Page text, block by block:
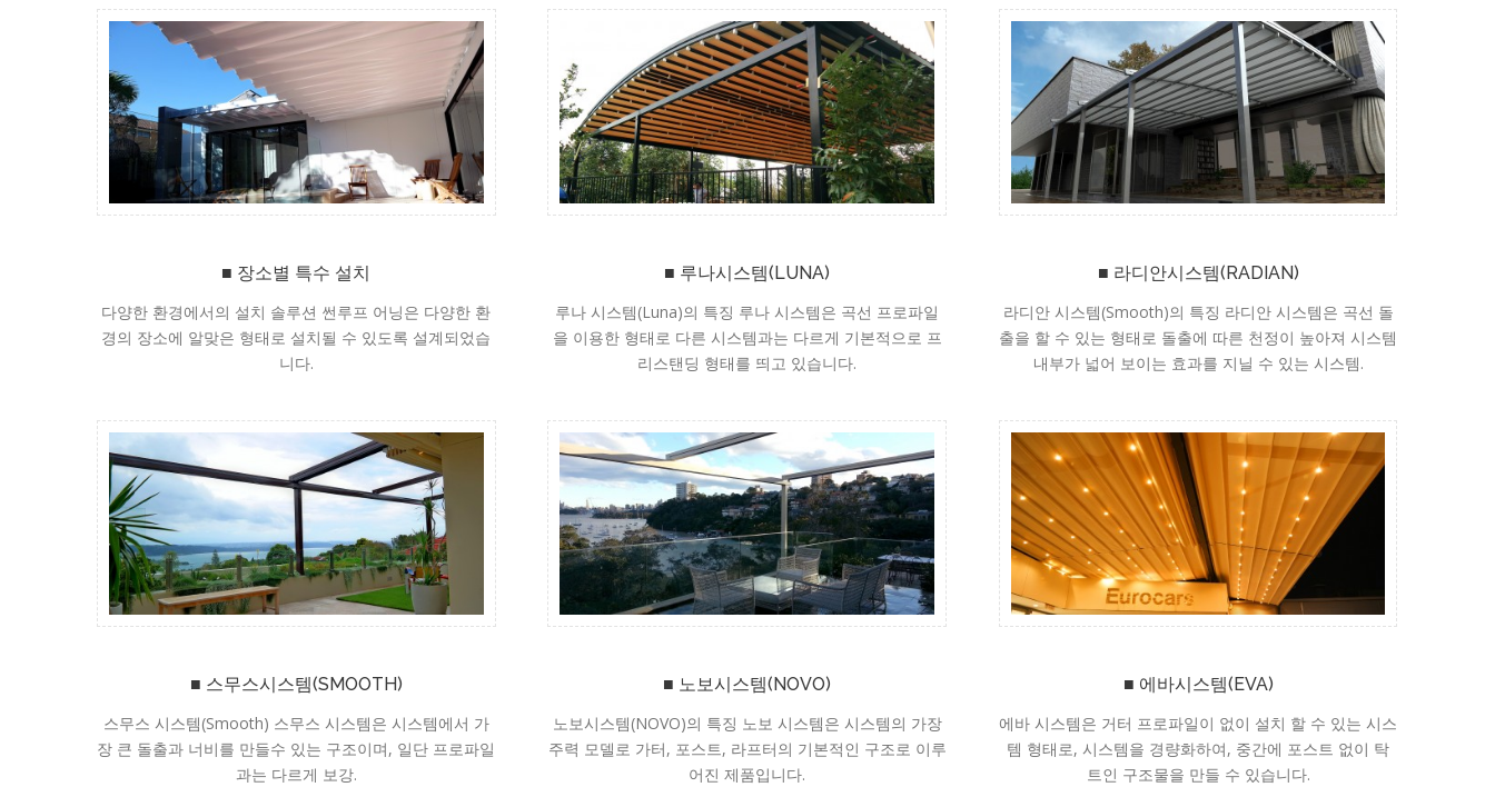
■ 장소별 특수 설치
다양한 환경에서의 설치 솔루션 썬루프 어닝은 다양한 환
경의 장소에 알맞은 형태로 설치될 수 있도록 설계되었습
니다.
■ 루나시스템(LUNA)
루나 시스템(Luna)의 특징 루나 시스템은 곡선 프로파일
을 이용한 형태로 다른 시스템과는 다르게 기본적으로 프
리스탠딩 형태를 띄고 있습니다.
■ 라디안시스템(RADIAN)
라디안 시스템(Smooth)의 특징 라디안 시스템은 곡선 돌
출을 할 수 있는 형태로 돌출에 따른 천정이 높아져 시스템
내부가 넓어 보이는 효과를 지닐 수 있는 시스템.
■ 스무스시스템(SMOOTH)
스무스 시스템(Smooth) 스무스 시스템은 시스템에서 가
장 큰 돌출과 너비를 만들수 있는 구조이며, 일단 프로파일
과는 다르게 보강.
■ 노보시스템(NOVO)
노보시스템(NOVO)의 특징 노보 시스템은 시스템의 가장
주력 모델로 가터, 포스트, 라프터의 기본적인 구조로 이루
어진 제품입니다.
■ 에바시스템(EVA)
에바 시스템은 거터 프로파일이 없이 설치 할 수 있는 시스
템 형태로, 시스템을 경량화하여, 중간에 포스트 없이 탁
트인 구조물을 만들 수 있습니다.